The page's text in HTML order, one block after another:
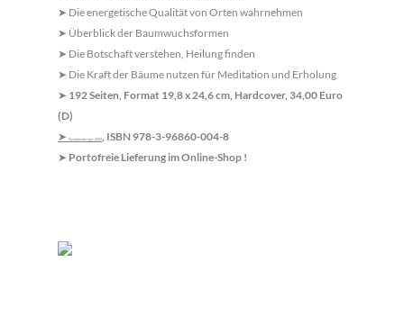
➤ Die energetische Qualität von Orten wahrnehmen
➤ Überblick der Baumwuchsformen
➤ Die Botschaft verstehen, Heilung finden
➤ Die Kraft der Bäume nutzen für Meditation und Erholung
➤ 192 Seiten, Format 19,8 x 24,6 cm, Hardcover, 34,00 Euro
(D)
➤ Nymphenburger 2022, ISBN 978-3-96860-004-8
➤ Portofreie Lieferung im Online-Shop !